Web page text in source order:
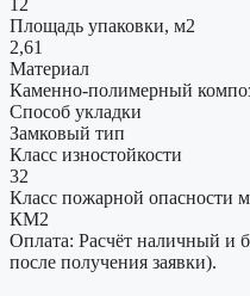
12
Площадь упаковки, м2
2,61
Материал
Каменно-полимерный
Способ укладки
Замковый тип
Класс изностойкости
32
Класс пожарной опасности
КМ2
Оплата: Расчёт наличный и
после получения заявки).